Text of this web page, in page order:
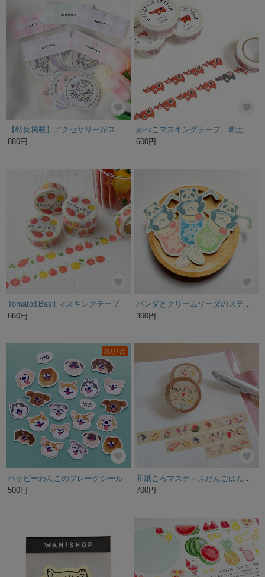
880円
600円
Tomato&Basil マスキングテープ
660円
360円
残り1点
ハッピーわんこのフレークシール
500円
700円